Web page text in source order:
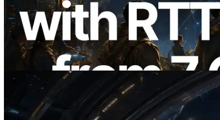
ERPC 擴展 Solana Leader Slot API：新
增全球 7 個區域的 Ping 測量 —
Validators Information API 同步上線